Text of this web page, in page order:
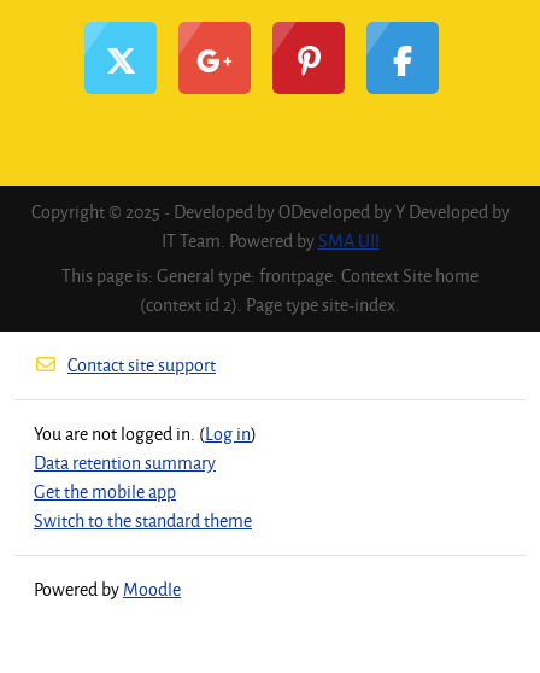
Copyright © 2025 - Developed by ODeveloped by Y Developed by
IT Team. Powered bySMA UII
This page is: General type: frontpage. Context Site home
(context id 2). Page type site-index.
Contact site support
You are not logged in. (Log in)
Data retention summary
Get the mobile app
Switch to the standard theme
Powered byMoodle